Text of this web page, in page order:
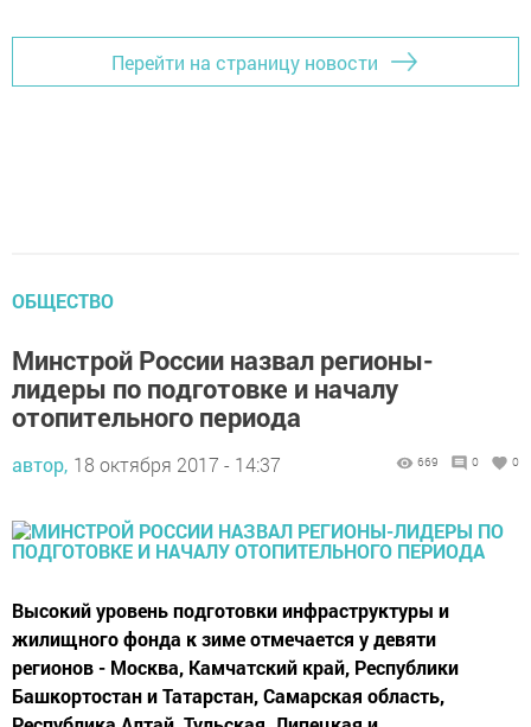
Перейти на страницу новости
ОБЩЕСТВО
Минстрой России назвал регионы-
лидеры по подготовке и началу
отопительного периода
автор, 18 октября 2017 - 14:37 669 0 0
Высокий уровень подготовки инфраструктуры и
жилищного фонда к зиме отмечается у девяти
регионов - Москва, Камчатский край, Республики
Башкортостан и Татарстан, Самарская область,